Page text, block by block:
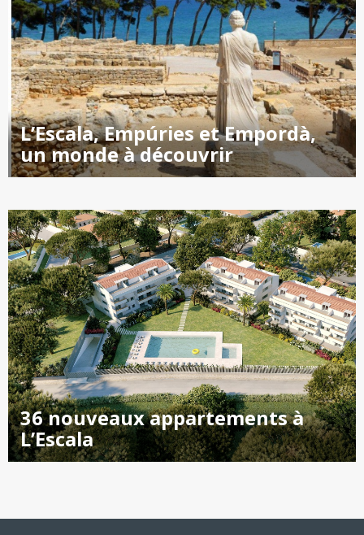
L’Escala, Empúries et Empordà,
un monde à découvrir
36 nouveaux appartements à
L’Escala